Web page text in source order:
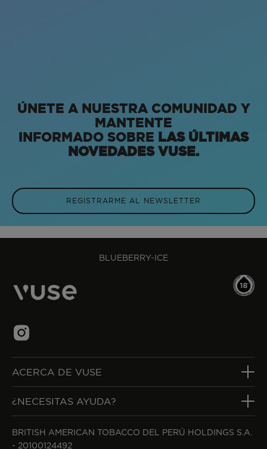
ÚNETE A NUESTRA COMUNIDAD Y
MANTENTE
INFORMADO SOBRE LAS ÚLTIMAS
NOVEDADES VUSE.
REGISTRARME AL NEWSLETTER
BLUEBERRY-ICE
ACERCA DE VUSE
¿NECESITAS AYUDA?
BRITISH AMERICAN TOBACCO DEL PERÚ HOLDINGS S.A.
- 20100124492